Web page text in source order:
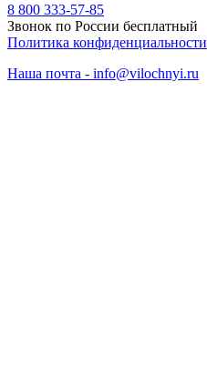
8 800 333-57-85
Звонок по России бесплатный
Политика конфиденциальности
Наша почта - info@vilochnyi.ru